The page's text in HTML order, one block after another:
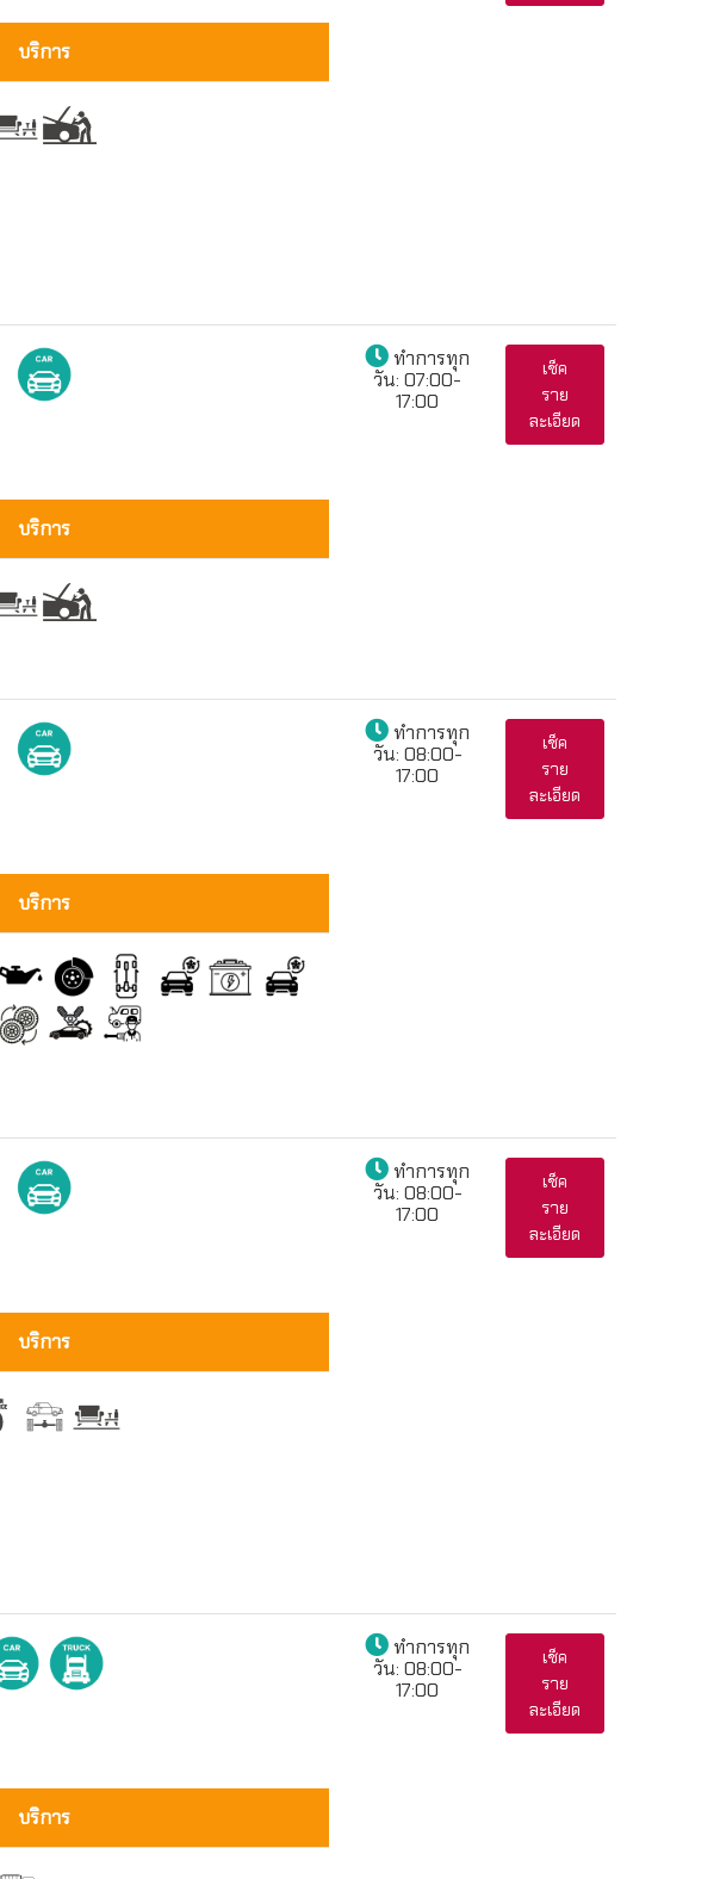
บริการ
บริการ
ทำการทุก
วัน: 07:00-
17:00
เช็ค
ราย
ละเอียด
บริการ
ทำการทุก
วัน: 08:00-
17:00
เช็ค
ราย
ละเอียด
บริการ
ทำการทุก
วัน: 08:00-
17:00
เช็ค
ราย
ละเอียด
บริการ
ทำการทุก
วัน: 08:00-
17:00
เช็ค
ราย
ละเอียด